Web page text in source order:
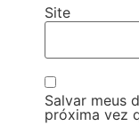
Site
Salvar meus
próxima vez